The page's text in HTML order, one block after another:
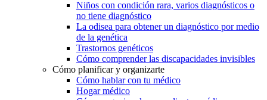
Niños con condición rara, varios diagnósticos o
no tiene diagnóstico
La odisea para obtener un diagnóstico por medio
de la genética
Trastornos genéticos
Cómo comprender las discapacidades invisibles
Cómo planificar y organizarte
Cómo hablar con tu médico
Hogar médico